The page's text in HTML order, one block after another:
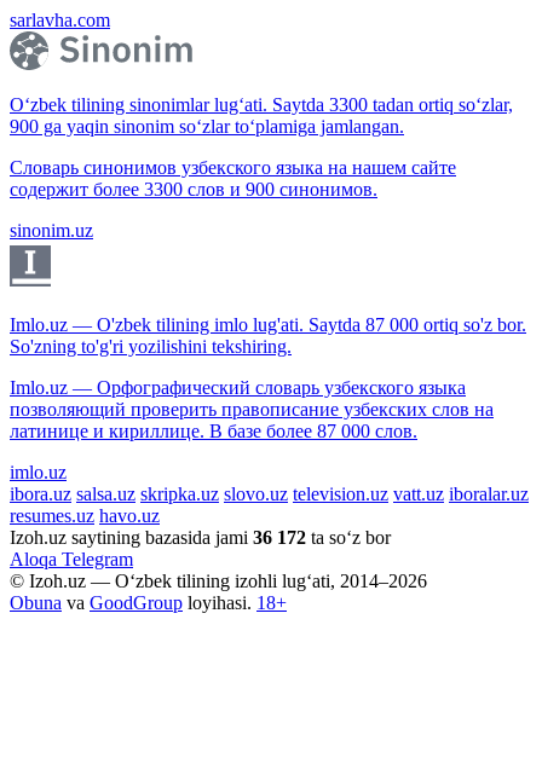
sarlavha.com
O‘zbek tilining sinonimlar lug‘ati. Saytda 3300 tadan ortiq so‘zlar,
900 ga yaqin sinonim so‘zlar to‘plamiga jamlangan.
Словарь синонимов узбекского языка на нашем сайте
содержит более 3300 слов и 900 синонимов.
sinonim.uz
Imlo.uz — O'zbek tilining imlo lug'ati. Saytda 87 000 ortiq so'z bor.
So'zning to'g'ri yozilishini tekshiring.
Imlo.uz — Орфографический словарь узбекского языка
позволяющий проверить правописание узбекских слов на
латинице и кириллице. В базе более 87 000 слов.
imlo.uz
ibora.uz salsa.uz skripka.uz slovo.uz television.uz vatt.uz iboralar.uz
resumes.uz havo.uz
Izoh.uz saytining bazasida jami 36 172 ta so‘z bor
Aloqa Telegram
© Izoh.uz — O‘zbek tilining izohli lug‘ati, 2014–2026
Obuna va GoodGroup loyihasi. 18+